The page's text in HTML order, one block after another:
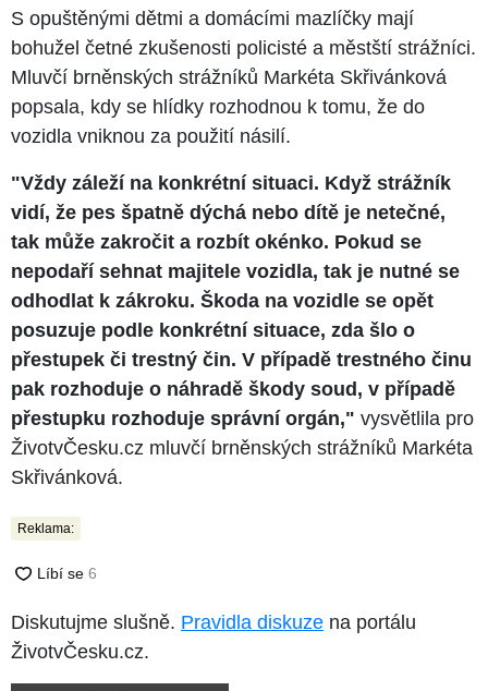
S opuštěnými dětmi a domácími mazlíčky mají
bohužel četné zkušenosti policisté a městští strážníci.
Mluvčí brněnských strážníků Markéta Skřivánková
popsala, kdy se hlídky rozhodnou k tomu, že do
vozidla vniknou za použití násilí.
"Vždy záleží na konkrétní situaci. Když strážník
vidí, že pes špatně dýchá nebo dítě je netečné,
tak může zakročit a rozbít okénko. Pokud se
nepodaří sehnat majitele vozidla, tak je nutné se
odhodlat k zákroku. Škoda na vozidle se opět
posuzuje podle konkrétní situace, zda šlo o
přestupek či trestný čin. V případě trestného činu
pak rozhoduje o náhradě škody soud, v případě
přestupku rozhoduje správní orgán," vysvětlila pro
ŽivotvČesku.cz mluvčí brněnských strážníků Markéta
Skřivánková.
Reklama:
Diskutujme slušně. Pravidla diskuze na portálu
ŽivotvČesku.cz.